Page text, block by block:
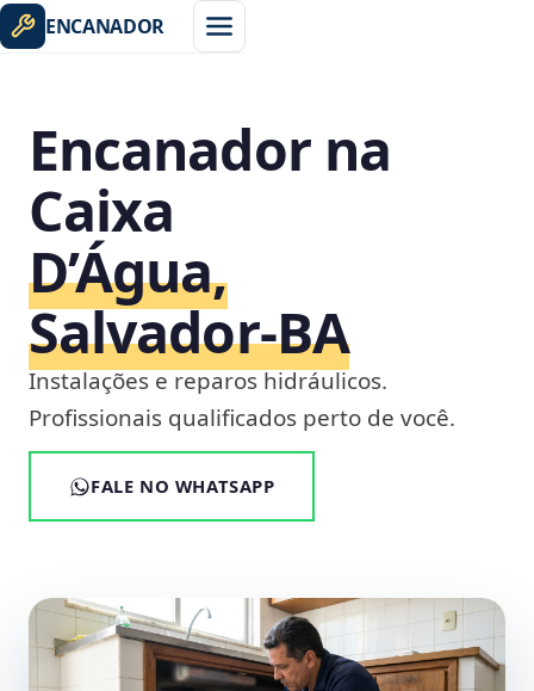
ENCANADOR
Encanador na
Caixa
D’Água,
Salvador‑BA
Instalações e reparos hidráulicos.
Profissionais qualificados perto de você.
FALE NO WHATSAPP